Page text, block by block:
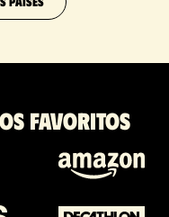
favoritos